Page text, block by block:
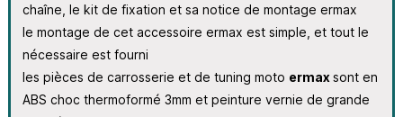
chaîne, le kit de fixation et sa notice de montage ermax
le montage de cet accessoire ermax est simple, et tout le
nécessaire est fourni
les pièces de carrosserie et de tuning moto ermax sont en
ABS choc thermoformé 3mm et peinture vernie de grande